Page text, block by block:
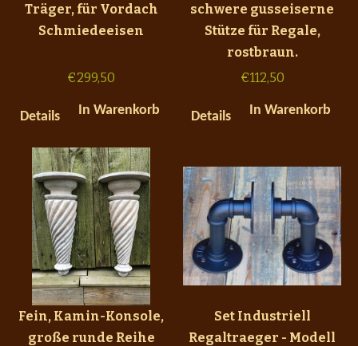
Träger, für Vordach
Schmiedeeisen
€299,50
Details In Warenkorb
schwere gusseiserne
Stütze für Regale,
rostbraun.
€112,50
Details In Warenkorb
Fein, Kamin-Konsole,
große runde Reihe
Set Industriell
Regaltraeger - Modell